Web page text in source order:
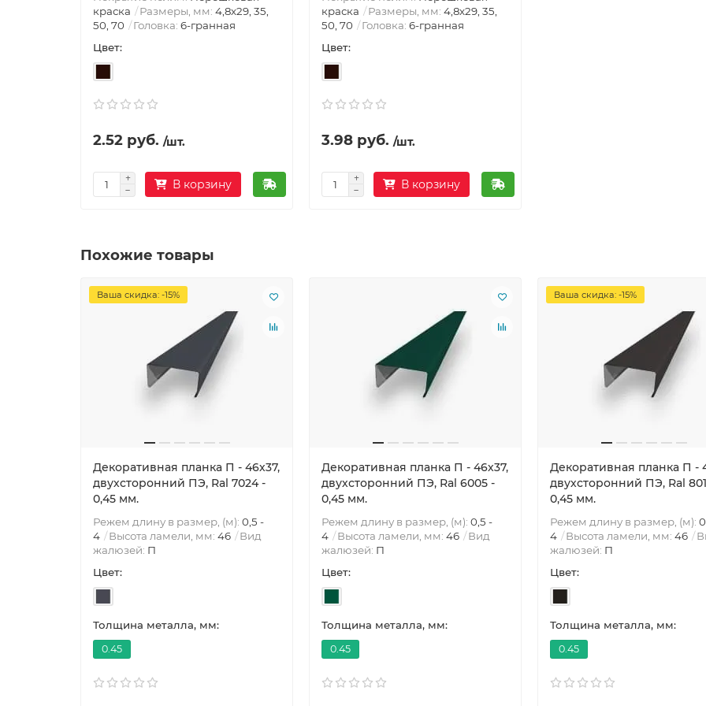
краска
Размеры, мм: 4,8х29, 35,
50, 70
Головка: 6-гранная
Цвет:
2.52 руб. /шт.
В корзину
краска
Размеры, мм: 4,8х29, 35,
50, 70
Головка: 6-гранная
Цвет:
3.98 руб. /шт.
В корзину
Похожие товары
Ваша скидка: -15%
Декоративная планка П - 46х37,
двухсторонний ПЭ, Ral 7024 -
0,45 мм.
Режем длину в размер, (м): 0,5 -
4
Высота ламели, мм: 46
Вид
жалюзей: П
Цвет:
Толщина металла, мм:
0.45
Декоративная планка П - 46х37,
двухсторонний ПЭ, Ral 6005 -
0,45 мм.
Режем длину в размер, (м): 0,5 -
4
Высота ламели, мм: 46
Вид
жалюзей: П
Цвет:
Толщина металла, мм:
0.45
Ваша скидка: -15%
Декоративная планка П -
двухсторонний ПЭ, Ral
0,45 мм.
Режем длину в размер, (м):
4
Высота ламели, мм: 46
жалюзей: П
Цвет:
Толщина металла, мм:
0.45